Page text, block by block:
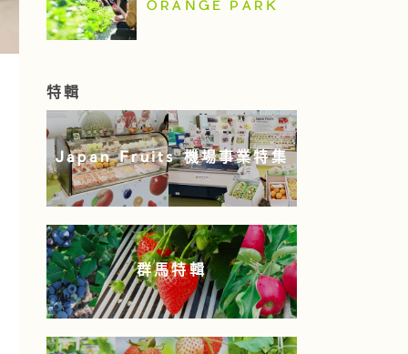
ORANGE PARK
特輯
Japan Fruits 機場事業特集
群馬特輯